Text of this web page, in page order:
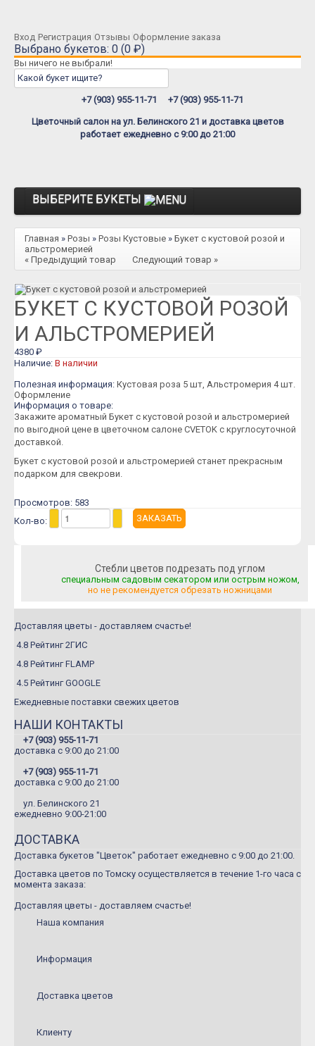
Вход Регистрация Отзывы Оформление заказа
Выбрано букетов: 0 (0 ₽)
Вы ничего не выбрали!
+7 (903) 955-11-71 +7 (903) 955-11-71
Цветочный салон на ул. Белинского 21 и доставка цветов
работает ежедневно с 9:00 до 21:00
ВЫБЕРИТЕ БУКЕТЫ
Розы
Розы Премиум
Розы Мордовия
Розы Пионовидные
Розы Поштучно
Букеты
Букеты из ирисов
Букеты из маттиолы
Букеты из подсолнухов
Букеты из эустомы
Букеты с альстромерией
Летние букеты
Букеты сборные
Моно-букеты
Букеты с герберой
Букеты с тюльпанами
Букеты с хризантемой
Букеты с пионами
Букеты с орхидеей
Цветы
Корзины с цветами
Игрушки
Конфеты и сладкие подарки
Декор в цветы
Главная » Розы » Розы Кустовые » Букет с кустовой розой и
альстромерией
« Предыдущий товар
Следующий товар »
БУКЕТ С КУСТОВОЙ РОЗОЙ
И АЛЬСТРОМЕРИЕЙ
4380 ₽
Наличие: В наличии
Полезная информация: Кустовая роза 5 шт, Альстромерия 4 шт.
Оформление
Информация о товаре:
Закажите ароматный Букет с кустовой розой и альстромерией
по выгодной цене в цветочном салоне CVETOK с круглосуточной
доставкой.
Букет с кустовой розой и альстромерией станет прекрасным
подарком для свекрови.
Просмотров: 583
Кол-во:
Стебли цветов подрезать под углом
специальным садовым секатором или острым ножом,
но не рекомендуется обрезать ножницами
Доставляя цветы - доставляем счастье!
4.8 Рейтинг 2ГИС
4.8 Рейтинг FLAMP
4.5 Рейтинг GOOGLE
Ежедневные поставки свежих цветов
НАШИ КОНТАКТЫ
+7 (903) 955-11-71
доставка c 9:00 до 21:00
+7 (903) 955-11-71
доставка c 9:00 до 21:00
ул. Белинского 21
ежедневно 9:00-21:00
ДОСТАВКА
Доставка букетов "Цветок" работает ежедневно с 9:00 до 21:00.
Доставка цветов по Томску осуществляется в течение 1-го часа с
момента заказа:
Доставляя цветы - доставляем счастье!
Наша компания
Информация
Доставка цветов
Клиенту